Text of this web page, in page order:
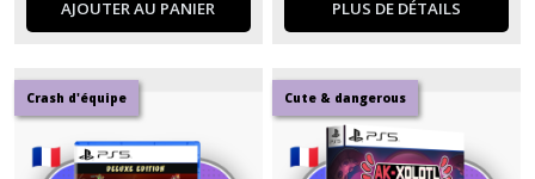
AJOUTER AU PANIER PLUS DE DÉTAILS
Crash d'équipe Cute & dangerous